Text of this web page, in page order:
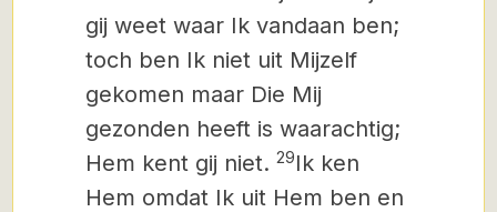
gij weet waar Ik vandaan ben;
toch ben Ik niet uit Mijzelf
gekomen maar Die Mij
gezonden heeft is waarachtig;
Hem kent gij niet. 29Ik ken
Hem omdat Ik uit Hem ben en